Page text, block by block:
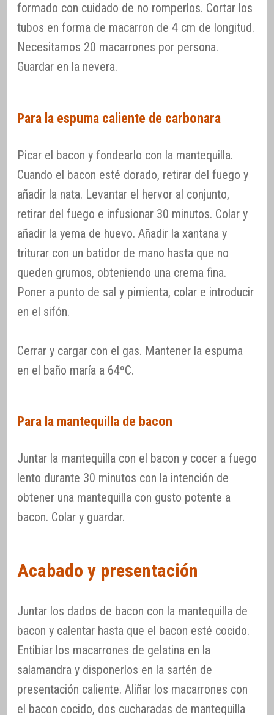
formado con cuidado de no romperlos. Cortar los
tubos en forma de macarron de 4 cm de longitud.
Necesitamos 20 macarrones por persona.
Guardar en la nevera.
Para la espuma caliente de carbonara
Picar el bacon y fondearlo con la mantequilla.
Cuando el bacon esté dorado, retirar del fuego y
añadir la nata. Levantar el hervor al conjunto,
retirar del fuego e infusionar 30 minutos. Colar y
añadir la yema de huevo. Añadir la xantana y
triturar con un batidor de mano hasta que no
queden grumos, obteniendo una crema fina.
Poner a punto de sal y pimienta, colar e introducir
en el sifón.
Cerrar y cargar con el gas. Mantener la espuma
en el baño maría a 64ºC.
Para la mantequilla de bacon
Juntar la mantequilla con el bacon y cocer a fuego
lento durante 30 minutos con la intención de
obtener una mantequilla con gusto potente a
bacon. Colar y guardar.
Acabado y presentación
Juntar los dados de bacon con la mantequilla de
bacon y calentar hasta que el bacon esté cocido.
Entibiar los macarrones de gelatina en la
salamandra y disponerlos en la sartén de
presentación caliente. Aliñar los macarrones con
el bacon cocido, dos cucharadas de mantequilla